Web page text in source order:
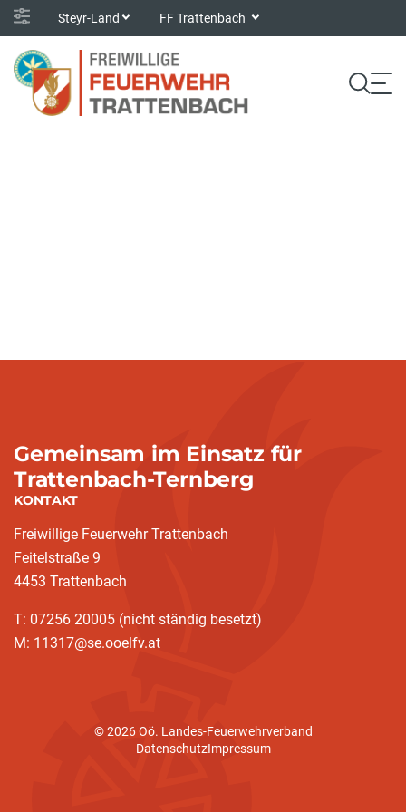
Steyr-Land FF Trattenbach
Gemeinsam im Einsatz für
Trattenbach-Ternberg
KONTAKT
Freiwillige Feuerwehr Trattenbach
Feitelstraße 9
4453 Trattenbach
T: 07256 20005 (nicht ständig besetzt)
M: 11317@se.ooelfv.at
© 2026 Oö. Landes-Feuerwehrverband
DatenschutzImpressum